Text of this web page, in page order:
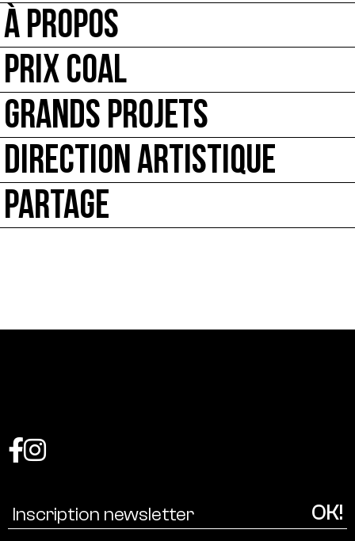
À PROPOS
PRIX COAL
GRANDS PROJETS
DIRECTION ARTISTIQUE
PARTAGE